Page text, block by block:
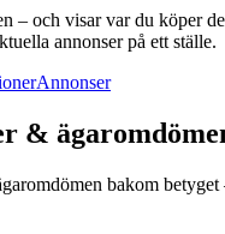
– och visar var du köper
annonser på ett ställe.
Annonser
&
bakom